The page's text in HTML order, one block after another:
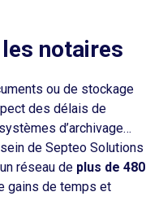
notaires
ou de stockage
des délais de
d’archivage…
de Septeo Solutions
réseau de plus de 480
gains de temps et